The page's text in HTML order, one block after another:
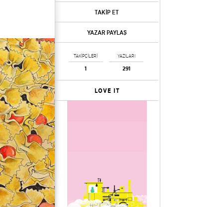
TAKİP ET
YAZAR PAYLAŞ
TAKİPÇİLERİ
1
YAZILARI
291
LOVE IT